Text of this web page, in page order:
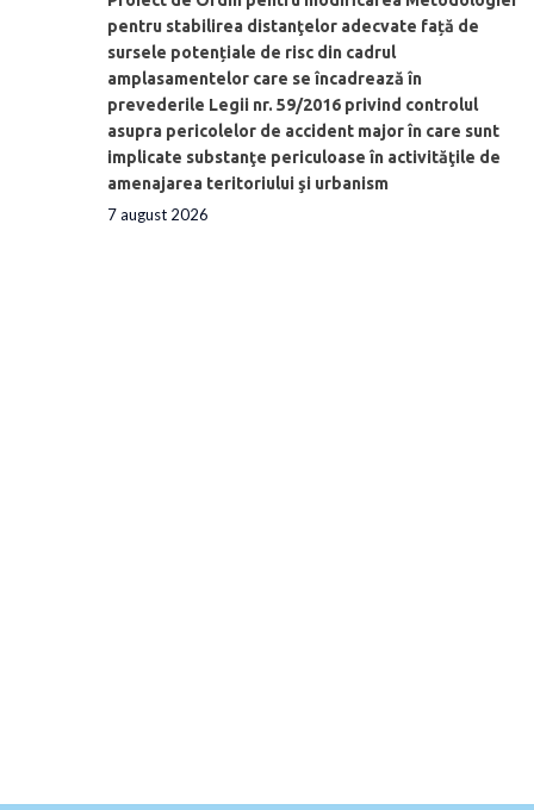
pentru stabilirea distanţelor adecvate față de
sursele potențiale de risc din cadrul
amplasamentelor care se încadrează în
prevederile Legii nr. 59/2016 privind controlul
asupra pericolelor de accident major în care sunt
implicate substanţe periculoase în activităţile de
amenajarea teritoriului şi urbanism
7 august 2026